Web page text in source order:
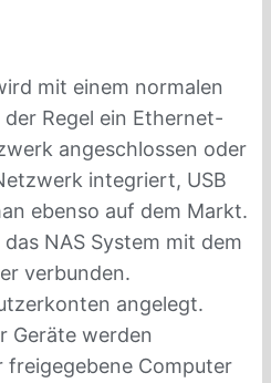
mit einem normalen
Regel ein Ethernet-
angeschlossen oder
integriert, USB
ebenso auf dem Markt.
NAS System mit dem
verbunden.
angelegt.
Geräte werden
Computer